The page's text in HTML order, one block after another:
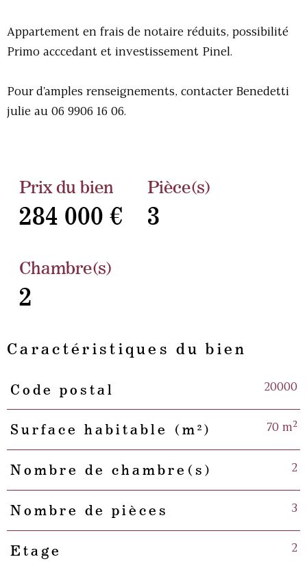
Appartement en frais de notaire réduits, possibilité
Primo acccedant et investissement Pinel.
Pour d'amples renseignements, contacter Benedetti
julie au 06 9906 16 06.
Prix du bien
284 000 €
Pièce(s)
3
Chambre(s)
2
Caractéristiques du bien
Caractéristiques Valeurs
Code postal 20000
Surface habitable (m²) 70 m²
Nombre de chambre(s) 2
Nombre de pièces 3
Etage 2